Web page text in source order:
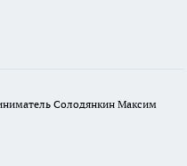
Солодянкин Максим